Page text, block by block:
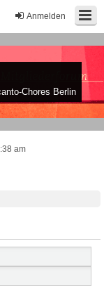
Anmelden
Chores Berlin
am